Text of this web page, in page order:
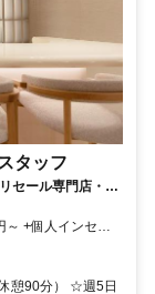
タッフ
セール専門店・高
残業代を全額支
憩90分） ☆週5日